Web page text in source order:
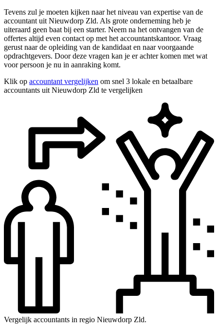
Tevens zul je moeten kijken naar het niveau van expertise van de
accountant uit Nieuwdorp Zld. Als grote onderneming heb je
uiteraard geen baat bij een starter. Neem na het ontvangen van de
offertes altijd even contact op met het accountantskantoor. Vraag
gerust naar de opleiding van de kandidaat en naar voorgaande
opdrachtgevers. Door deze vragen kan je er achter komen met wat
voor persoon je nu in aanraking komt.
Klik op accountant vergelijken om snel 3 lokale en betaalbare
accountants uit Nieuwdorp Zld te vergelijken
Vergelijk accountants in regio Nieuwdorp Zld.